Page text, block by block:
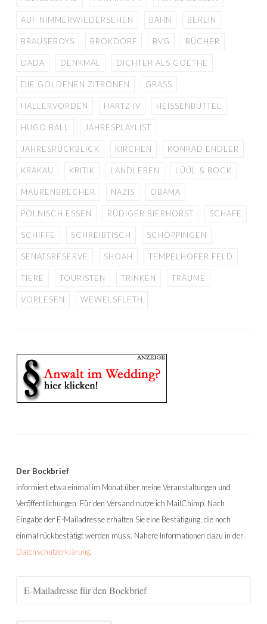
AUF NIMMERWIEDERSEHEN BAHN BERLIN
BRAUSEBOYS BROKDORF BVG BÜCHER
DADA DENKMAL DICHTER ALS GOETHE
DIE GOLDENEN ZITRONEN GRASS
HALLERVORDEN HARTZ IV HEISSENBÜTTEL
HUGO BALL JAHRESPLAYLIST
JAHRESRÜCKBLICK KIRCHEN KONRAD ENDLER
KRAKAU KRITIK LANDLEBEN LÜÜL & BOCK
MAURENBRECHER NAZIS OBAMA
POLNISCH ESSEN RÜDIGER BIERHORST SCHAFE
SCHIFFE SCHREIBTISCH SCHÖPPINGEN
SENATSRESERVE SHOAH TEMPELHOFER FELD
TIERE TOURISTEN TRINKEN TRÄUME
VORLESEN WEWELSFLETH
Der Bockbrief
informiert etwa einmal im Monat über meine Veranstaltungen und
Veröffentlichungen. Für den Versand nutze ich MailChimp. Nach
Eingabe der E-Mailadresse erhalten Sie eine Bestätigung, die noch
einmal rückbestätigt werden muss. Nähere Informationen dazu in der
Datenschutzerklärung.